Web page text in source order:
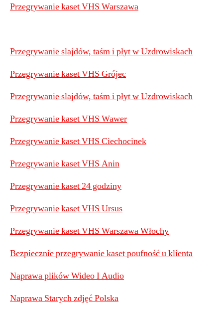
Przegrywanie kaset VHS Warszawa
Przegrywanie slajdów, taśm i płyt w Uzdrowiskach
Przegrywanie kaset VHS Grójec
Przegrywanie slajdów, taśm i płyt w Uzdrowiskach
Przegrywanie kaset VHS Wawer
Przegrywanie kaset VHS Ciechocinek
Przegrywanie kaset VHS Anin
Przegrywanie kaset 24 godziny
Przegrywanie kaset VHS Ursus
Przegrywanie kaset VHS Warszawa Włochy
Bezpiecznie przegrywanie kaset poufność u klienta
Naprawa plików Wideo I Audio
Naprawa Starych zdjęć Polska